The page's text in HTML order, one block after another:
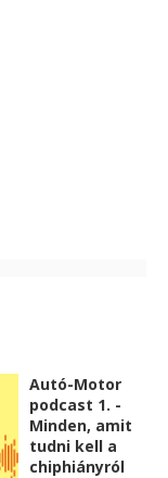
Autó-Motor
podcast 1. -
Minden, amit
tudni kell a
chiphiányról